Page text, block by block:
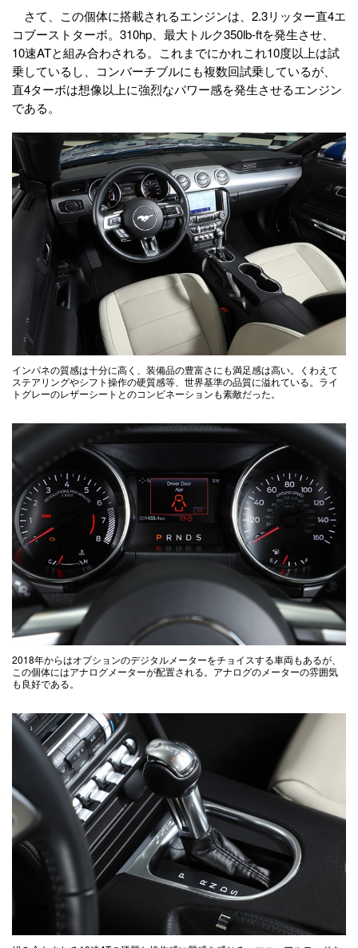
さて、この個体に搭載されるエンジンは、2.3リッター直4エ
コブーストターボ。310hp、最大トルク350lb-ftを発生させ、
10速ATと組み合わされる。これまでにかれこれ10度以上は試
乗しているし、コンバーチブルにも複数回試乗しているが、
直4ターボは想像以上に強烈なパワー感を発生させるエンジン
である。
インパネの質感は十分に高く、装備品の豊富さにも満足感は高い。くわえて
ステアリングやシフト操作の硬質感等、世界基準の品質に溢れている。ライ
トグレーのレザーシートとのコンビネーションも素敵だった。
2018年からはオプションのデジタルメーターをチョイスする車両もあるが、
この個体にはアナログメーターが配置される。アナログのメーターの雰囲気
も良好である。